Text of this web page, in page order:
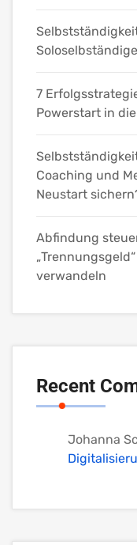
7
Powerstart in
Coaching und
Neustart
Abfindung
verwandeln
Recent
Johanna